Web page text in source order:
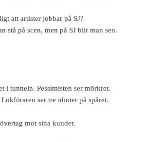
att artister jobbar på SJ?
stå på scen, men på SJ blir man sen.
i tunneln. Pessimisten ser mörkret.
Lokföraren ser tre idioter på spåret.
mot sina kunder.